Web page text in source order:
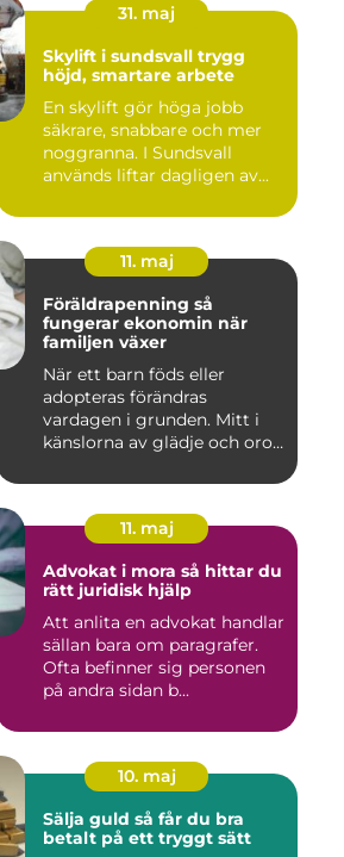
31. maj
Skylift i sundsvall trygg
höjd, smartare arbete
En skylift gör höga jobb
säkrare, snabbare och mer
noggranna. I Sundsvall
används liftar dagligen av...
11. maj
Föräldrapenning så
fungerar ekonomin när
familjen växer
När ett barn föds eller
adopteras förändras
vardagen i grunden. Mitt i
känslorna av glädje och oro
11. maj
Advokat i mora så hittar du
rätt juridisk hjälp
Att anlita en advokat handlar
sällan bara om paragrafer.
Ofta befinner sig personen
på andra sidan b...
10. maj
Sälja guld så får du bra
betalt på ett tryggt sätt